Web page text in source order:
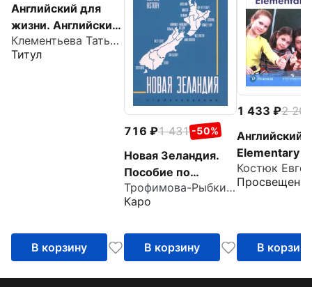
Английский для
жизни. Английский
язык в реальных
ситуациях.
Клементьева Татьяна Борисовна
Титул
В корзину
716 1 431 -50%
Новая Зеландия.
Пособие по
страноведению.
География,
Трофимова-Рыбкина Екатерина Анатольевна
Каро
В корзину
1 433
2 204
Английский
Elementary
В корзину